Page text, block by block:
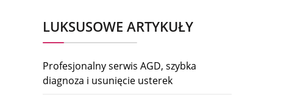
LUKSUSOWE ARTYKUŁY
Profesjonalny serwis AGD, szybka
diagnoza i usunięcie usterek